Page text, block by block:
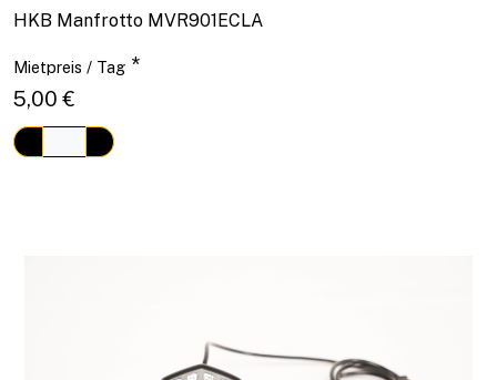
HKB Manfrotto MVR901ECLA
Mietpreis / Tag *
5,00 €